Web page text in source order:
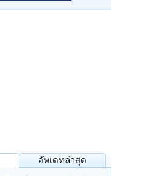
อัพเดทล่าสุด